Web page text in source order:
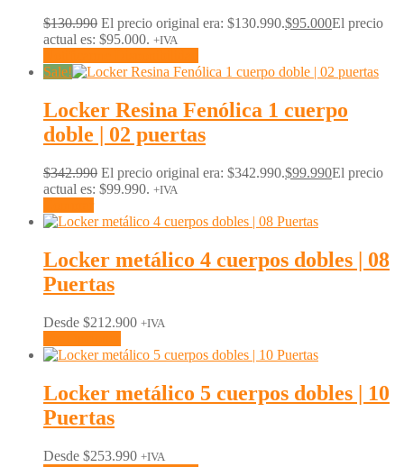
$130.990 El precio original era: $130.990.$95.000El precio
actual es: $95.000. +IVA
Sale!
Locker Resina Fenólica 1 cuerpo
doble | 02 puertas
$342.990 El precio original era: $342.990.$99.990El precio
actual es: $99.990. +IVA
Locker metálico 4 cuerpos dobles | 08
Puertas
Desde $212.900 +IVA
Locker metálico 5 cuerpos dobles | 10
Puertas
Desde $253.990 +IVA